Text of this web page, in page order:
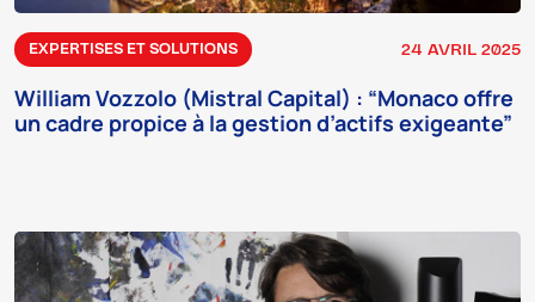
EXPERTISES ET SOLUTIONS 24 AVRIL 2025
William Vozzolo (Mistral Capital) : “Monaco offre
un cadre propice à la gestion d’actifs exigeante”